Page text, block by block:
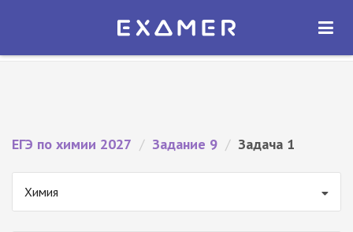
Экзамер — ЕГЭ 2027
ОТКРЫТЬ
ЕГЭ по химии 2027 / Задание 9 / Задача 1
Химия